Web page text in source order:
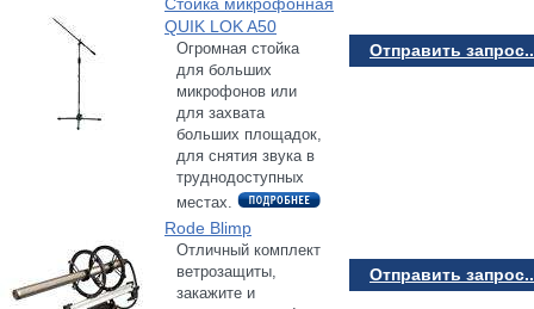
QUIK LOK A50
Огромная стойка
для больших
микрофонов или
для захвата
больших площадок,
для снятия звука в
труднодоступных
местах.
Отправить
Rode Blimp
Отличный комплект
ветрозащиты,
закажите и
Отправить